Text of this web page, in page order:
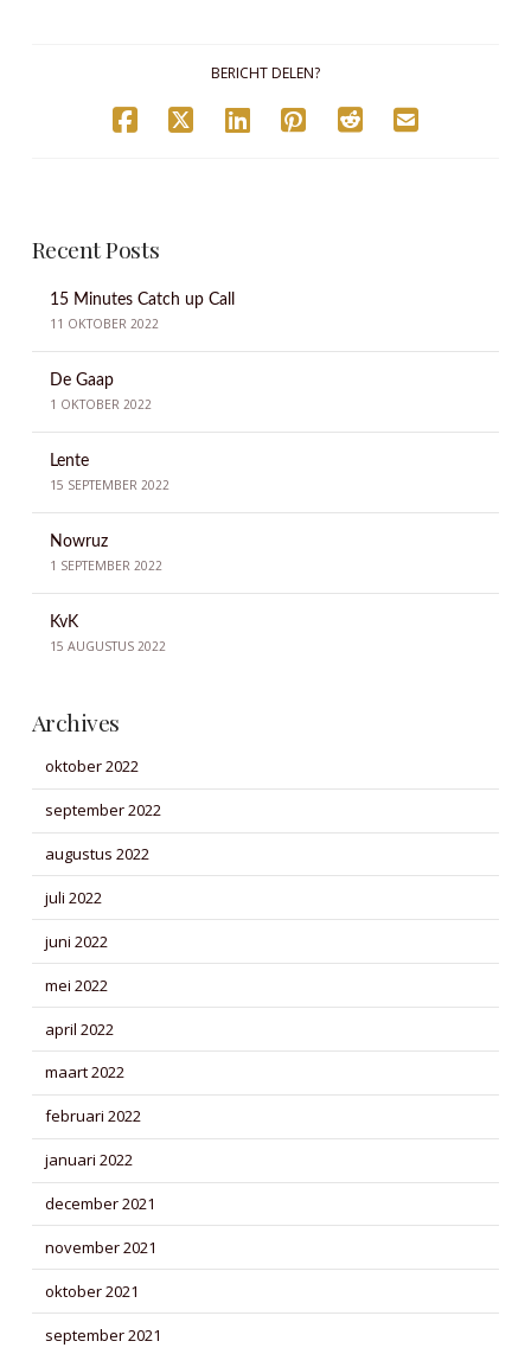
BERICHT DELEN?
Recent Posts
15 Minutes Catch up Call
11 OKTOBER 2022
De Gaap
1 OKTOBER 2022
Lente
15 SEPTEMBER 2022
Nowruz
1 SEPTEMBER 2022
KvK
15 AUGUSTUS 2022
Archives
oktober 2022
september 2022
augustus 2022
juli 2022
juni 2022
mei 2022
april 2022
maart 2022
februari 2022
januari 2022
december 2021
november 2021
oktober 2021
september 2021